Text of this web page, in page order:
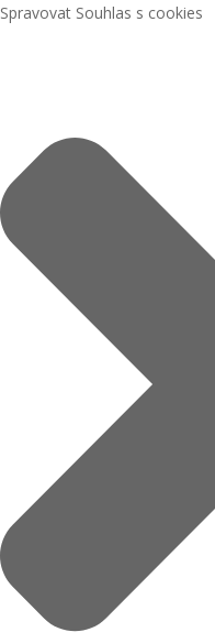
Spravovat Souhlas s cookies